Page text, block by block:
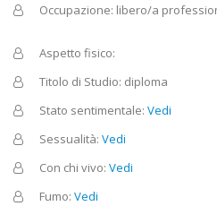
Occupazione: libero/a
Aspetto fisico:
Titolo di Studio: diploma
Stato sentimentale: Vedi
Sessualità: Vedi
Con chi vivo: Vedi
Fumo: Vedi